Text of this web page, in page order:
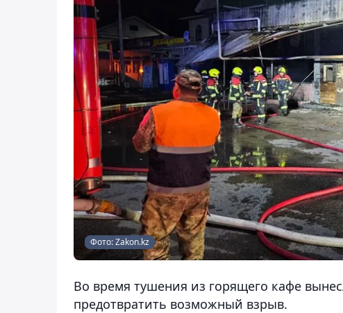
Фото: Zakon.kz
Во время тушения из горящего кафе
предотвратить возможный взрыв.